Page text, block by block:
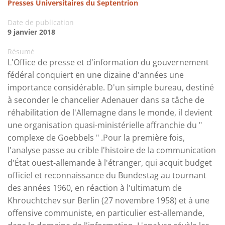
Presses Universitaires du Septentrion
Date de publication
9 janvier 2018
Résumé
L'Office de presse et d'information du gouvernement
fédéral conquiert en une dizaine d'années une
importance considérable. D'un simple bureau, destiné
à seconder le chancelier Adenauer dans sa tâche de
réhabilitation de l'Allemagne dans le monde, il devient
une organisation quasi-ministérielle affranchie du "
complexe de Goebbels " .Pour la première fois,
l'analyse passe au crible l'histoire de la communication
d'État ouest-allemande à l'étranger, qui acquit budget
officiel et reconnaissance du Bundestag au tournant
des années 1960, en réaction à l'ultimatum de
Khrouchtchev sur Berlin (27 novembre 1958) et à une
offensive communiste, en particulier est-allemande,